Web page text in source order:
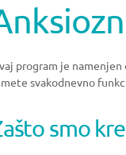
program je
svakodnevno
smo